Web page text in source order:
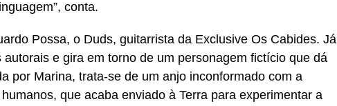
conta.
Possa, o Duds, guitarrista da Exclusive Os Cabides. Já
autorais e gira em torno de um personagem fictício que dá
por Marina, trata-se de um anjo inconformado com a
que acaba enviado à Terra para experimentar a